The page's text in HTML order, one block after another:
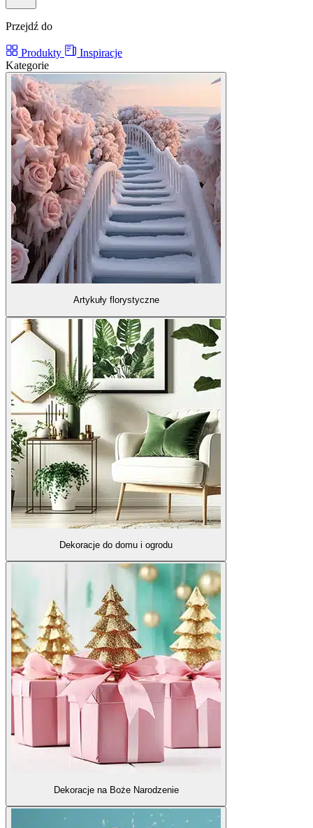
Przejdź do
Produkty
Inspiracje
Kategorie
Artykuły florystyczne
Dekoracje do domu i ogrodu
Dekoracje na Boże Narodzenie